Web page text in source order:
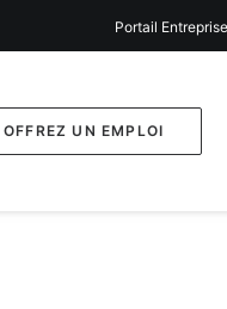
Portail Entreprise
OFFREZ UN EMPLOI